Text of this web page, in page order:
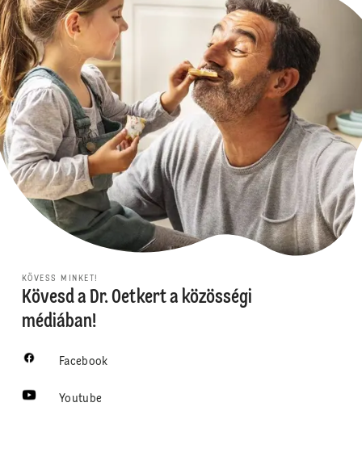
KÖVESS MINKET!
Kövesd a Dr. Oetkert a közösségi
médiában!
Facebook
Youtube